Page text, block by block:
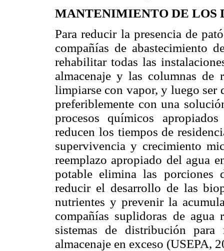
MANTENIMIENTO DE LOS
Para reducir la presencia de
compañías de abastecimiento
rehabilitar todas las
almacenaje y las columnas de
limpiarse con vapor, y luego ser
preferiblemente con una
procesos químicos
reducen los tiempos de
supervivencia y crecimiento
reemplazo apropiado del agua
potable elimina las porciones
reducir el desarrollo de las
nutrientes y prevenir la
compañías suplidoras de
sistemas de distribución
almacenaje en exceso (USEPA,